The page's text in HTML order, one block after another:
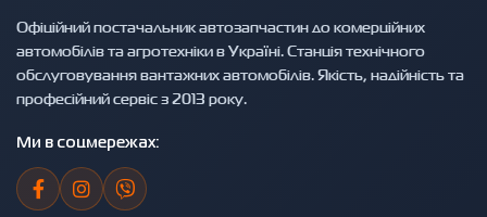
Офіційний постачальник автозапчастин до комерційних
автомобілів та агротехніки в Україні. Станція технічного
обслуговування вантажних автомобілів. Якість, надійність та
професійний сервіс з 2013 року.
Ми в соцмережах: